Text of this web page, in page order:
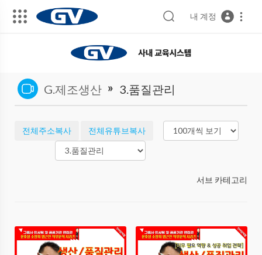
내 계정
G.제조생산 » 3.품질관리
전체주소복사 전체유튜브복사
서브 카테고리